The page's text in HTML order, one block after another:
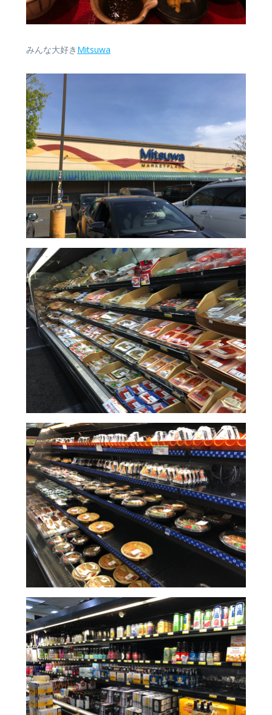
みんな大好き Mitsuwa